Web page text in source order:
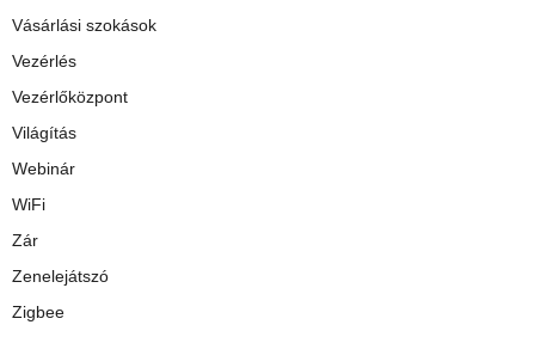
Vásárlási szokások
Vezérlés
Vezérlőközpont
Világítás
Webinár
WiFi
Zár
Zenelejátszó
Zigbee